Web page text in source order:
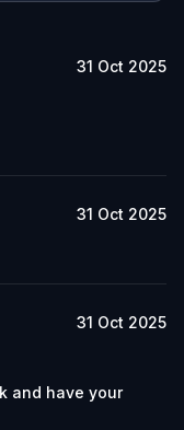
31 Oct 2025
31 Oct 2025
31 Oct 2025
and have your